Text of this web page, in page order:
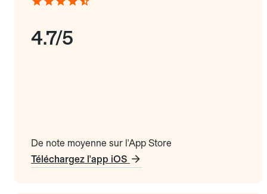
4.7/5
De note moyenne sur l'App Store
Téléchargez l'app iOS